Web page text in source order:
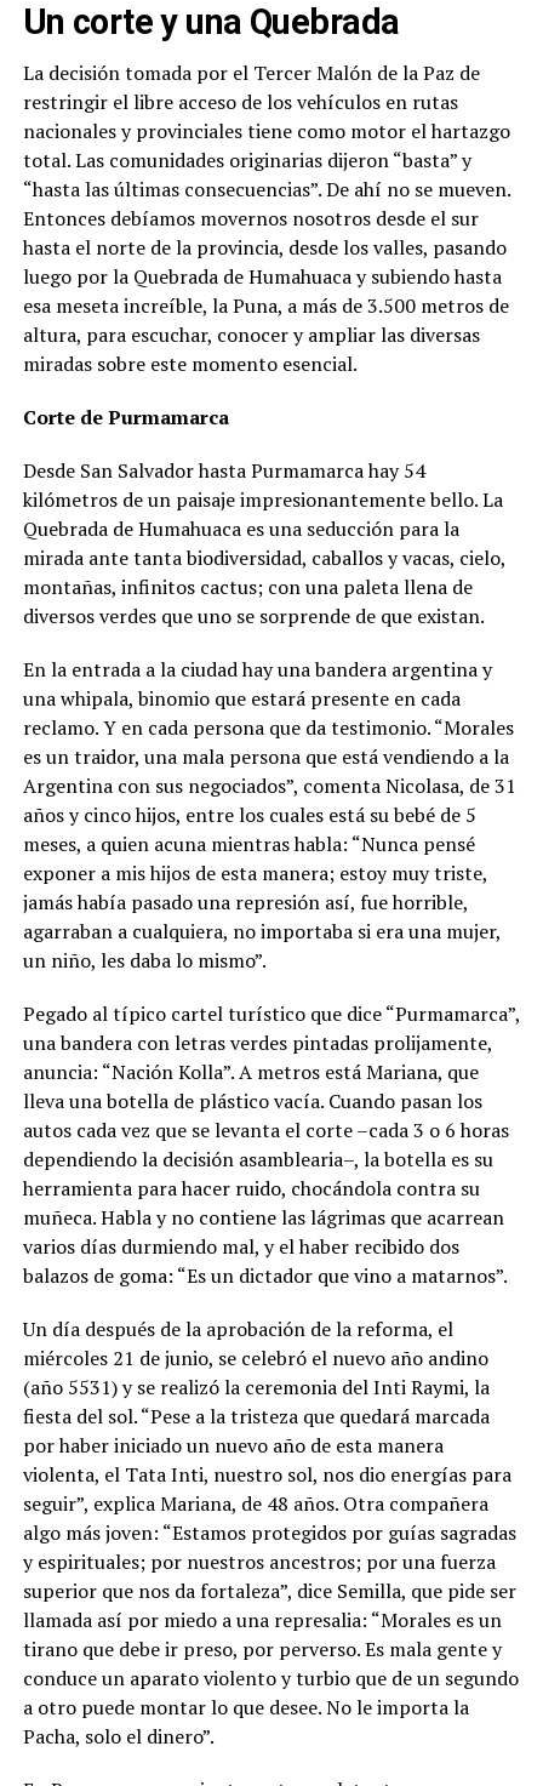
Un corte y una Quebrada
La decisión tomada por el Tercer Malón de la Paz de
restringir el libre acceso de los vehículos en rutas
nacionales y provinciales tiene como motor el hartazgo
total. Las comunidades originarias dijeron “basta” y
“hasta las últimas consecuencias”. De ahí no se mueven.
Entonces debíamos movernos nosotros desde el sur
hasta el norte de la provincia, desde los valles, pasando
luego por la Quebrada de Humahuaca y subiendo hasta
esa meseta increíble, la Puna, a más de 3.500 metros de
altura, para escuchar, conocer y ampliar las diversas
miradas sobre este momento esencial.
Corte de Purmamarca
Desde San Salvador hasta Purmamarca hay 54
kilómetros de un paisaje impresionantemente bello. La
Quebrada de Humahuaca es una seducción para la
mirada ante tanta biodiversidad, caballos y vacas, cielo,
montañas, infinitos cactus; con una paleta llena de
diversos verdes que uno se sorprende de que existan.
En la entrada a la ciudad hay una bandera argentina y
una whipala, binomio que estará presente en cada
reclamo. Y en cada persona que da testimonio. “Morales
es un traidor, una mala persona que está vendiendo a la
Argentina con sus negociados”, comenta Nicolasa, de 31
años y cinco hijos, entre los cuales está su bebé de 5
meses, a quien acuna mientras habla: “Nunca pensé
exponer a mis hijos de esta manera; estoy muy triste,
jamás había pasado una represión así, fue horrible,
agarraban a cualquiera, no importaba si era una mujer,
un niño, les daba lo mismo”.
Pegado al típico cartel turístico que dice “Purmamarca”,
una bandera con letras verdes pintadas prolijamente,
anuncia: “Nación Kolla”. A metros está Mariana, que
lleva una botella de plástico vacía. Cuando pasan los
autos cada vez que se levanta el corte –cada 3 o 6 horas
dependiendo la decisión asamblearia–, la botella es su
herramienta para hacer ruido, chocándola contra su
muñeca. Habla y no contiene las lágrimas que acarrean
varios días durmiendo mal, y el haber recibido dos
balazos de goma: “Es un dictador que vino a matarnos”.
Un día después de la aprobación de la reforma, el
miércoles 21 de junio, se celebró el nuevo año andino
(año 5531) y se realizó la ceremonia del Inti Raymi, la
fiesta del sol. “Pese a la tristeza que quedará marcada
por haber iniciado un nuevo año de esta manera
violenta, el Tata Inti, nuestro sol, nos dio energías para
seguir”, explica Mariana, de 48 años. Otra compañera
algo más joven: “Estamos protegidos por guías sagradas
y espirituales; por nuestros ancestros; por una fuerza
superior que nos da fortaleza”, dice Semilla, que pide ser
llamada así por miedo a una represalia: “Morales es un
tirano que debe ir preso, por perverso. Es mala gente y
conduce un aparato violento y turbio que de un segundo
a otro puede montar lo que desee. No le importa la
Pacha, solo el dinero”.